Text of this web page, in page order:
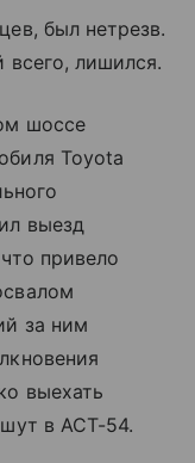
был нетрезв.
лишился.
шоссе
Toyota
выезд
привело
за ним
выехать
в АСТ-54.